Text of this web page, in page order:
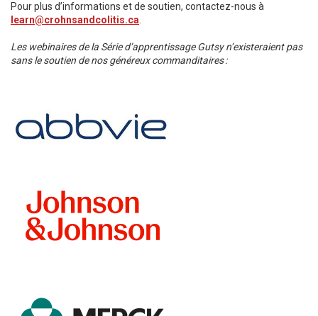
Pour plus d’informations et de soutien, contactez-nous à
learn@crohnsandcolitis.ca
Les webinaires de la Série d’apprentissage Gutsy n’existeraient pas
sans le soutien de nos généreux commanditaires :